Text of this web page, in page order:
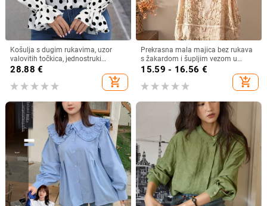
Košulja s dugim rukavima, uzor
valovitih točkica, jednostruki
zatvarač, poliester 90–95%
28.88 €
add_shopping_cart
Prekrasna mala majica bez rukava
s žakardom i šupljim vezom u
francuskom stilu, ljetna nova široka,
15.59 - 16.56 €
add_shopping_cart